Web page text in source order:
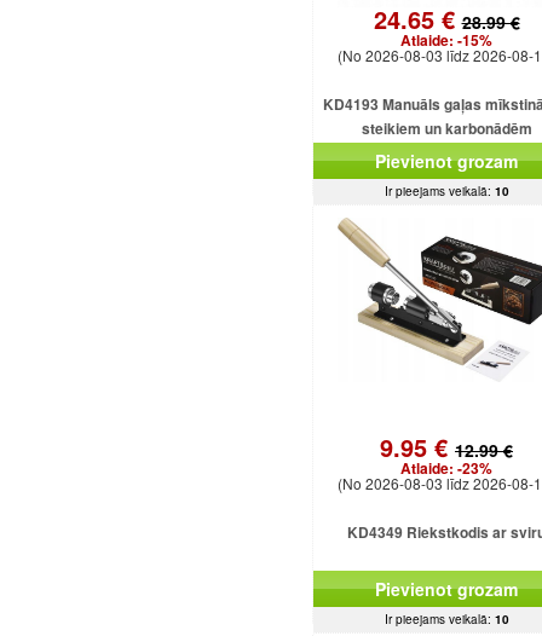
24.65 €28.99 €
Atlaide: -15%
(No 2026-08-03 līdz 2026-08-
KD4193 Manuāls gaļas
steikiem un karbonādēm
Pievienot grozam
Ir pieejams veikalā: 10
9.95 € 12.99 €
Atlaide: -23%
(No 2026-08-03 līdz 2026-08-
KD4349 Riekstkodis ar
Pievienot grozam
Ir pieejams veikalā: 10